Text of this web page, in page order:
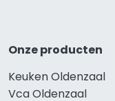
Onze producten
Keuken Oldenzaal
Vca Oldenzaal